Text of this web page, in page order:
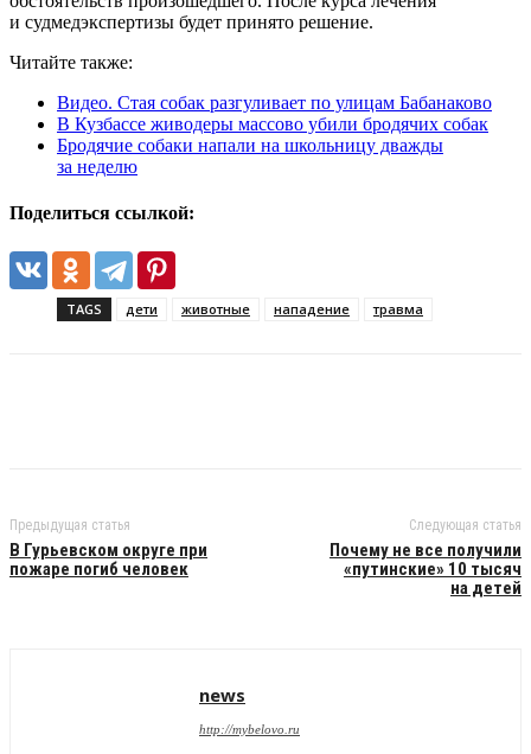
и судмедэкспертизы будет принято решение.
Читайте также:
Видео. Стая собак разгуливает по улицам Бабанаково
В Кузбассе живодеры массово убили бродячих собак
Бродячие собаки напали на школьницу дважды
за неделю
Поделиться ссылкой:
TAGS дети животные нападение травма
Предыдущая статья
В Гурьевском округе при
пожаре погиб человек
Следующая статья
Почему не все получили
«путинские» 10 тысяч
на детей
news
http://mybelovo.ru